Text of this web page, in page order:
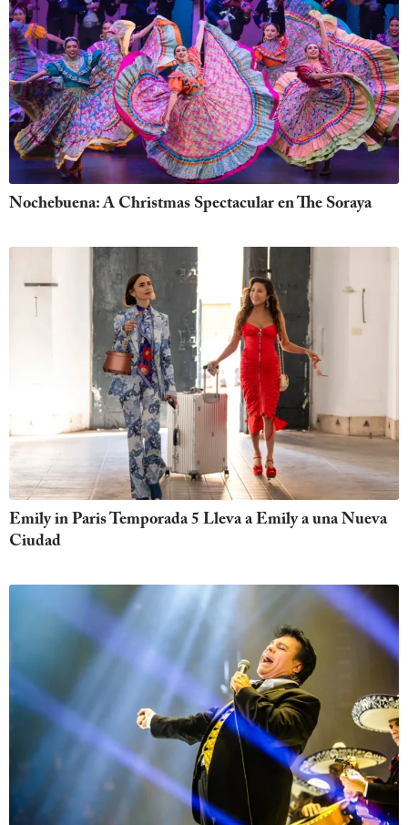
Nochebuena: A Christmas Spectacular en The Soraya
Emily in Paris Temporada 5 Lleva a Emily a una Nueva
Ciudad